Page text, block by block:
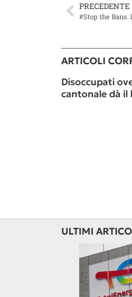
PRECEDENTE
#Stop the
ARTICOLI
Disoccupati
cantonale dà il
ULTIMI